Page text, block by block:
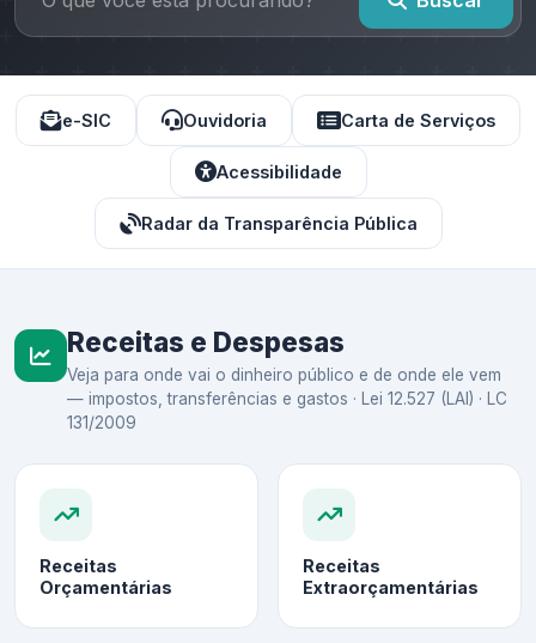
e-SIC Ouvidoria Carta de Serviços
Acessibilidade
Radar da Transparência Pública
Receitas e Despesas
Veja para onde vai o dinheiro público e de onde ele vem
— impostos, transferências e gastos · Lei 12.527 (LAI) · LC
131/2009
Receitas
Orçamentárias
Receitas
Extraorçamentárias